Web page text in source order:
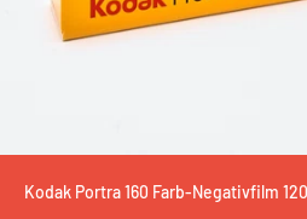
Kodak Portra 160 Farb-Negativfilm